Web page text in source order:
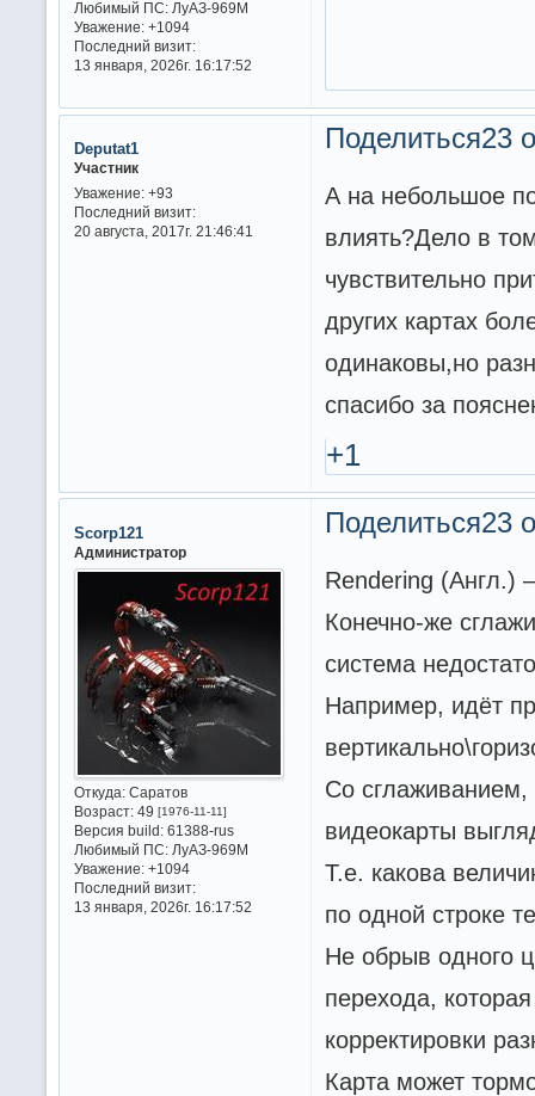
Любимый ПС:ЛуАЗ-969М
Уважение: +1094
Последний визит:
13 января, 2026г. 16:17:52
Поделиться23
Deputat1
Участник
Уважение: +93
Последний визит:
20 августа, 2017г. 21:46:41
А на небольшое
влиять?Дело в
чувствительно
других картах
одинаковы,но
спасибо за
+1
Поделиться23
Scorp121
Администратор
Откуда:Саратов
Возраст:49 [1976-11-11]
Версия build:61388-rus
Любимый ПС:ЛуАЗ-969М
Уважение: +1094
Последний визит:
13 января, 2026г. 16:17:52
Rendering (Англ.)
Конечно-же
система
Например, идёт
Со сглаживанием,
видеокарты
Т.е. какова
по одной строке
Не обрыв одного
перехода,
корректировки
Карта может